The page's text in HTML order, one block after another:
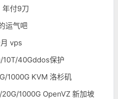
年付9刀
运气吧
vps
40Gddos保护
1000G KVM 洛杉矶
1000G OpenVZ 新加坡